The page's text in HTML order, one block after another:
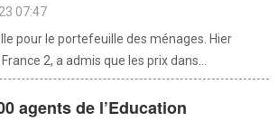
07:47
pour le portefeuille des ménages. Hier
2, a admis que les prix dans...
agents de l’Education